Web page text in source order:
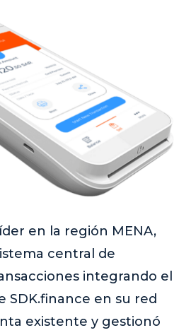
en la región MENA,
central de
integrando el
SDK.finance en su red
existente y gestionó